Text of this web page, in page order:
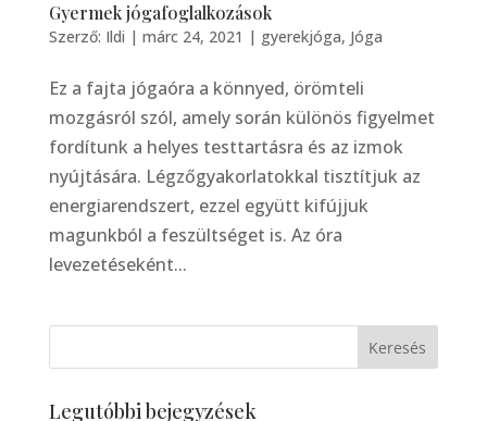
Gyermek jógafoglalkozások
Szerző: Ildi | márc 24, 2021 | gyerekjóga, Jóga
Ez a fajta jógaóra a könnyed, örömteli
mozgásról szól, amely során különös figyelmet
fordítunk a helyes testtartásra és az izmok
nyújtására. Légzőgyakorlatokkal tisztítjuk az
energiarendszert, ezzel együtt kifújjuk
magunkból a feszültséget is. Az óra
levezetéseként...
Legutóbbi bejegyzések